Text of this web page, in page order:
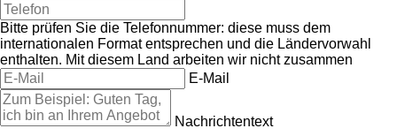
Bitte prüfen Sie die Telefonnummer: diese muss dem
internationalen Format entsprechen und die Ländervorwahl
enthalten. Mit diesem Land arbeiten wir nicht zusammen
E-Mail
Nachrichtentext